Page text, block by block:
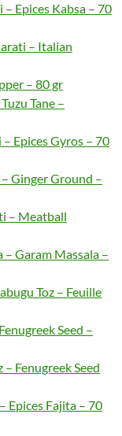
Epices Kabsa – 70
– Italian
– 80 gr
Tane –
Epices Gyros – 70
Ginger Ground –
– Meatball
– Garam Massala –
Toz – Feuille
Seed –
Fenugreek Seed
Epices Fajita – 70